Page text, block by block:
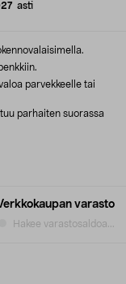
asti
varasto
Hakee varastosaldoa...
parvekkeelle tai
parhaiten suorassa